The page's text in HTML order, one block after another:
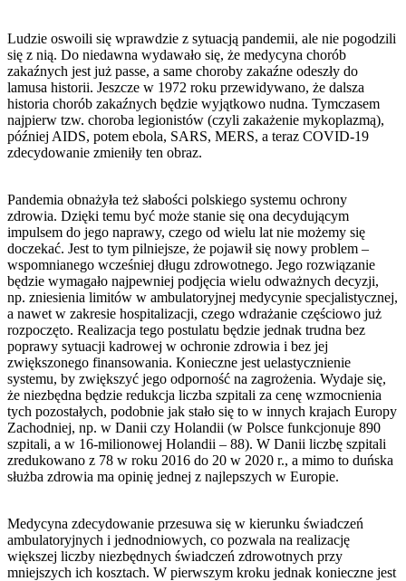
Ludzie oswoili się wprawdzie z sytuacją pandemii, ale nie pogodzili
się z nią. Do niedawna wydawało się, że medycyna chorób
zakaźnych jest już passe, a same choroby zakaźne odeszły do
lamusa historii. Jeszcze w 1972 roku przewidywano, że dalsza
historia chorób zakaźnych będzie wyjątkowo nudna. Tymczasem
najpierw tzw. choroba legionistów (czyli zakażenie mykoplazmą),
później AIDS, potem ebola, SARS, MERS, a teraz COVID-19
zdecydowanie zmieniły ten obraz.
Pandemia obnażyła też słabości polskiego systemu ochrony
zdrowia. Dzięki temu być może stanie się ona decydującym
impulsem do jego naprawy, czego od wielu lat nie możemy się
doczekać. Jest to tym pilniejsze, że pojawił się nowy problem –
wspomnianego wcześniej długu zdrowotnego. Jego rozwiązanie
będzie wymagało najpewniej podjęcia wielu odważnych decyzji,
np. zniesienia limitów w ambulatoryjnej medycynie specjalistycznej,
a nawet w zakresie hospitalizacji, czego wdrażanie częściowo już
rozpoczęto. Realizacja tego postulatu będzie jednak trudna bez
poprawy sytuacji kadrowej w ochronie zdrowia i bez jej
zwiększonego finansowania. Konieczne jest uelastycznienie
systemu, by zwiększyć jego odporność na zagrożenia. Wydaje się,
że niezbędna będzie redukcja liczba szpitali za cenę wzmocnienia
tych pozostałych, podobnie jak stało się to w innych krajach Europy
Zachodniej, np. w Danii czy Holandii (w Polsce funkcjonuje 890
szpitali, a w 16-milionowej Holandii – 88). W Danii liczbę szpitali
zredukowano z 78 w roku 2016 do 20 w 2020 r., a mimo to duńska
służba zdrowia ma opinię jednej z najlepszych w Europie.
Medycyna zdecydowanie przesuwa się w kierunku świadczeń
ambulatoryjnych i jednodniowych, co pozwala na realizację
większej liczby niezbędnych świadczeń zdrowotnych przy
mniejszych ich kosztach. W pierwszym kroku jednak konieczne jest